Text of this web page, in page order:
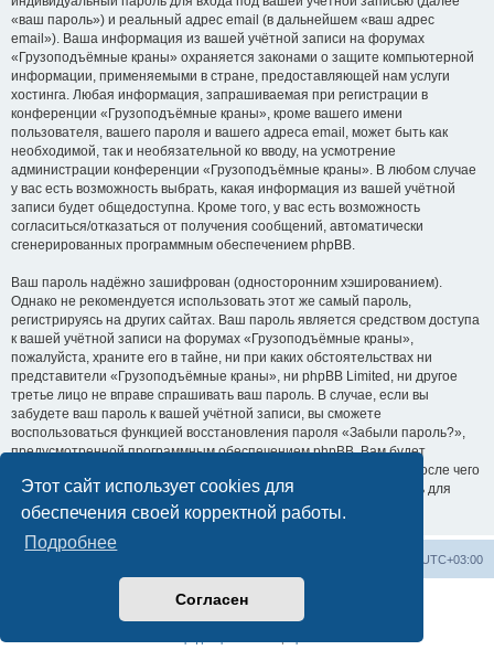
Этот сайт использует cookies для
обеспечения своей корректной работы.
Подробнее
Согласен
«ваш пароль») и реальный адрес email (в дальнейшем «ваш адрес
email»). Ваша информация из вашей учётной записи на форумах
«Грузоподъёмные краны» охраняется законами о защите компьютерной
информации, применяемыми в стране, предоставляющей нам услуги
хостинга. Любая информация, запрашиваемая при регистрации в
конференции «Грузоподъёмные краны», кроме вашего имени
пользователя, вашего пароля и вашего адреса email, может быть как
необходимой, так и необязательной ко вводу, на усмотрение
администрации конференции «Грузоподъёмные краны». В любом случае
у вас есть возможность выбрать, какая информация из вашей учётной
записи будет общедоступна. Кроме того, у вас есть возможность
согласиться/отказаться от получения сообщений, автоматически
сгенерированных программным обеспечением phpBB.
Ваш пароль надёжно зашифрован (односторонним хэшированием).
Однако не рекомендуется использовать этот же самый пароль,
регистрируясь на других сайтах. Ваш пароль является средством доступа
к вашей учётной записи на форумах «Грузоподъёмные краны»,
пожалуйста, храните его в тайне, ни при каких обстоятельствах ни
представители «Грузоподъёмные краны», ни phpBB Limited, ни другое
третье лицо не вправе спрашивать ваш пароль. В случае, если вы
забудете ваш пароль к вашей учётной записи, вы сможете
воспользоваться функцией восстановления пароля «Забыли пароль?»,
предусмотренной программным обеспечением phpBB. Вам будет
необходимо ввести ваше имя пользователя и ваш адрес email, после чего
программное обеспечение phpBB сгенерирует вам новый пароль для
вашей учётной записи.
UTC+03:00
Создано на основеphpBB® Forum Software © phpBB Limited
Русская поддержка phpBB